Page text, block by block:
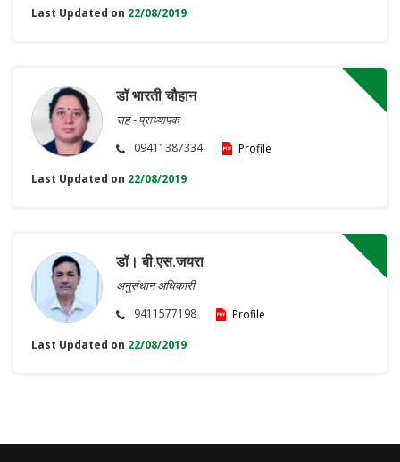
Last Updated on 22/08/2019
डॉ भारती चौहान
सह - प्राध्यापक
09411387334
Profile
Last Updated on 22/08/2019
डॉ। बी.एस.जयरा
अनुसंधान अधिकारी
9411577198
Profile
Last Updated on 22/08/2019